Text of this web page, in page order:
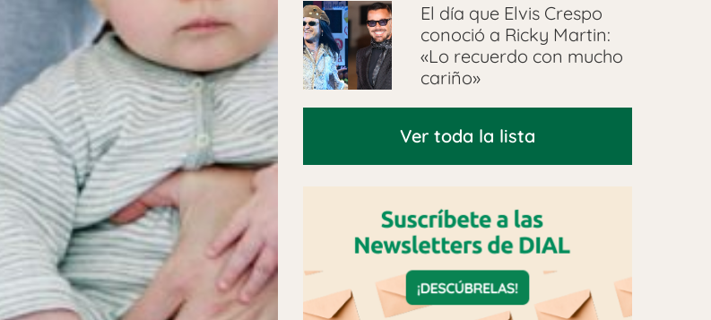
El día que Elvis Crespo
conoció a Ricky Martin:
«Lo recuerdo con mucho
cariño»
Ver toda la lista